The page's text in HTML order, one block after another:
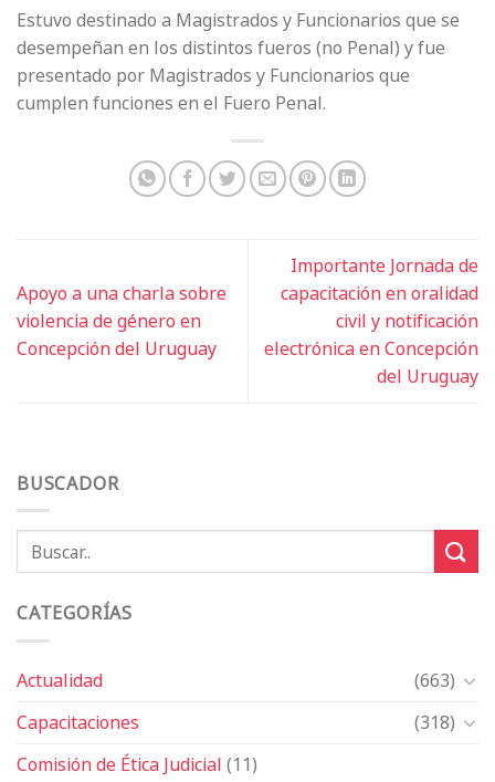
BUSCADOR
CATEGORÍAS
Actualidad
(663)
Capacitaciones
(318)
Comisión de Ética Judicial(11)
Estuvo destinado a Magistrados y Funcionarios que se
desempeñan en los distintos fueros (no Penal) y fue
presentado por Magistrados y Funcionarios que
cumplen funciones en el Fuero Penal.
Apoyo a una charla sobre
violencia de género en
Concepción del Uruguay
Importante Jornada de
capacitación en oralidad
civil y notificación
electrónica en Concepción
del Uruguay